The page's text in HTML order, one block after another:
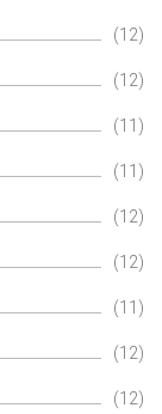
(12)
(12)
(11)
(11)
(12)
(12)
(11)
(12)
(12)